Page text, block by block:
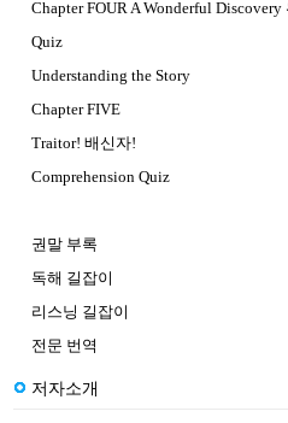
Chapter FOUR A Wonderful
Quiz
Understanding the Story
Chapter FIVE
Traitor! 배신자!
Comprehension Quiz
권말 부록
독해 길잡이
리스닝 길잡이
전문 번역
저자소개